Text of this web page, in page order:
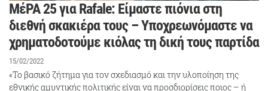
ΜέΡΑ 25 για Rafale: Είμαστε πιόνια στη
διεθνή σκακιέρα τους – Υποχρεωνόμαστε να
χρηματοδοτούμε κιόλας τη δική τους παρτίδα
15/02/2022
«Το βασικό ζήτημα για τον σχεδιασμό και την υλοποίηση της
εθνικής αμυντικής πολιτικής είναι να προσδιορίσεις ποιος – ή